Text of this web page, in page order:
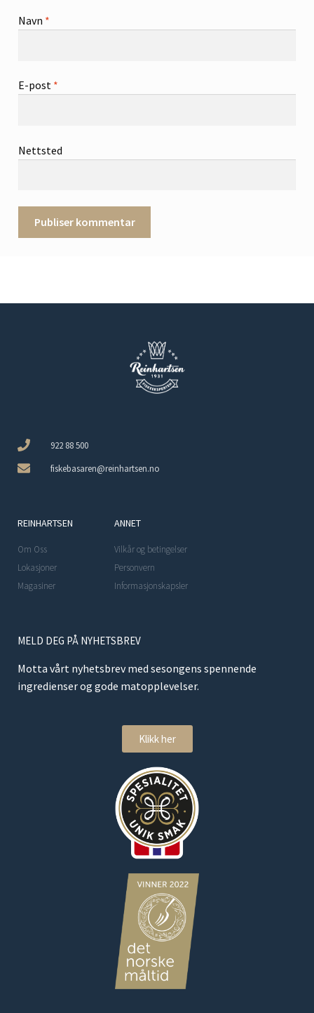
Navn *
E-post *
Nettsted
922 88 500
fiskebasaren@reinhartsen.no
REINHARTSEN
Om Oss
Lokasjoner
Magasiner
ANNET
Vilkår og betingelser
Personvern
Informasjonskapsler
MELD DEG PÅ NYHETSBREV
Motta vårt nyhetsbrev med sesongens spennende
ingredienser og gode matopplevelser.
Klikk her